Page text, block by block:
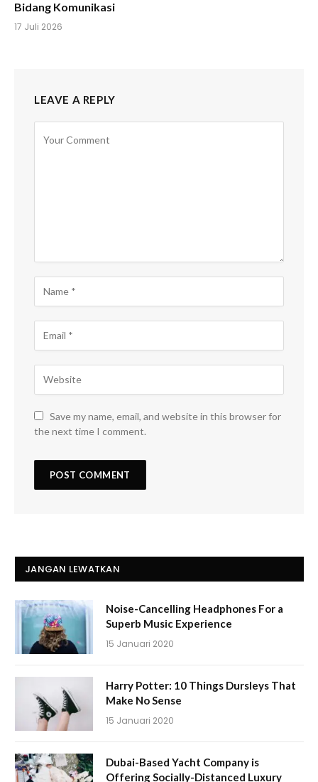
Bidang Komunikasi
17 Juli 2026
LEAVE A REPLY
Save my name, email, and website in this browser for
the next time I comment.
JANGAN LEWATKAN
Noise-Cancelling Headphones For a
Superb Music Experience
15 Januari 2020
Harry Potter: 10 Things Dursleys That
Make No Sense
15 Januari 2020
Dubai-Based Yacht Company is
Offering Socially-Distanced Luxury